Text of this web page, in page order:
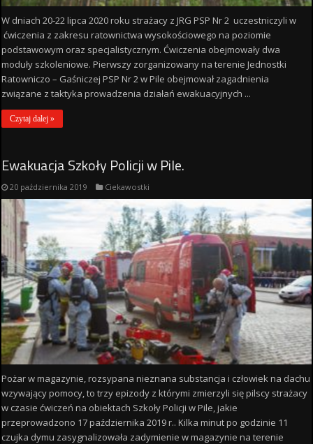
W dniach 20-22 lipca 2020 roku strażacy z JRG PSP Nr 2 uczestniczyli w
ćwiczenia z zakresu ratownictwa wysokościowego na poziomie
podstawowym oraz specjalistycznym. Ćwiczenia obejmowały dwa
moduły szkoleniowe. Pierwszy zorganizowany na terenie Jednostki
Ratowniczo – Gaśniczej PSP Nr 2 w Pile obejmował zagadnienia
związane z taktyka prowadzenia działań ewakuacyjnych ...
Czytaj dalej »
Ewakuacja Szkoły Policji w Pile.
20 października 2019 Ciekawostki
Pożar w magazynie, rozsypana nieznana substancja i człowiek na dachu
wzywający pomocy, to trzy epizody z którymi zmierzyli się pilscy strażacy
w czasie ćwiczeń na obiektach Szkoły Policji w Pile, jakie
przeprowadzono 17 października 2019 r.. Kilka minut po godzinie 11
czujka dymu zasygnalizowała zadymienie w magazynie na terenie